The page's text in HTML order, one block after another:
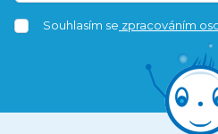
Souhlasím se zpracováním